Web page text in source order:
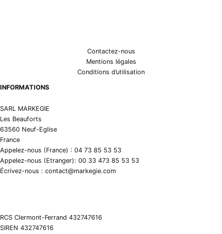
Contactez-nous
Mentions légales
Conditions d’utilisation
INFORMATIONS
SARL MARKEGIE
Les Beauforts
63560 Neuf-Eglise
France
Appelez-nous (France) : 04 73 85 53 53
Appelez-nous (Etranger): 00 33 473 85 53 53
Écrivez-nous : contact@markegie.com
RCS Clermont-Ferrand 432747616
SIREN 432747616